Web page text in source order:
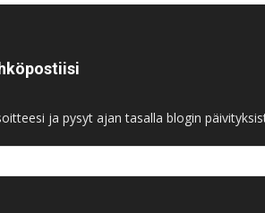
ja pysyt ajan tasalla blogin